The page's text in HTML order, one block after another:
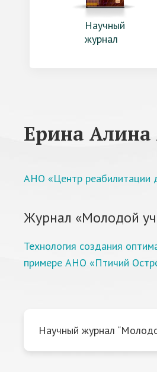
Научный
журнал
Ерина Алина
АНО «Центр реабилитации
Журнал «Молодой
Технология создания
примере АНО «Птичий
Научный журнал